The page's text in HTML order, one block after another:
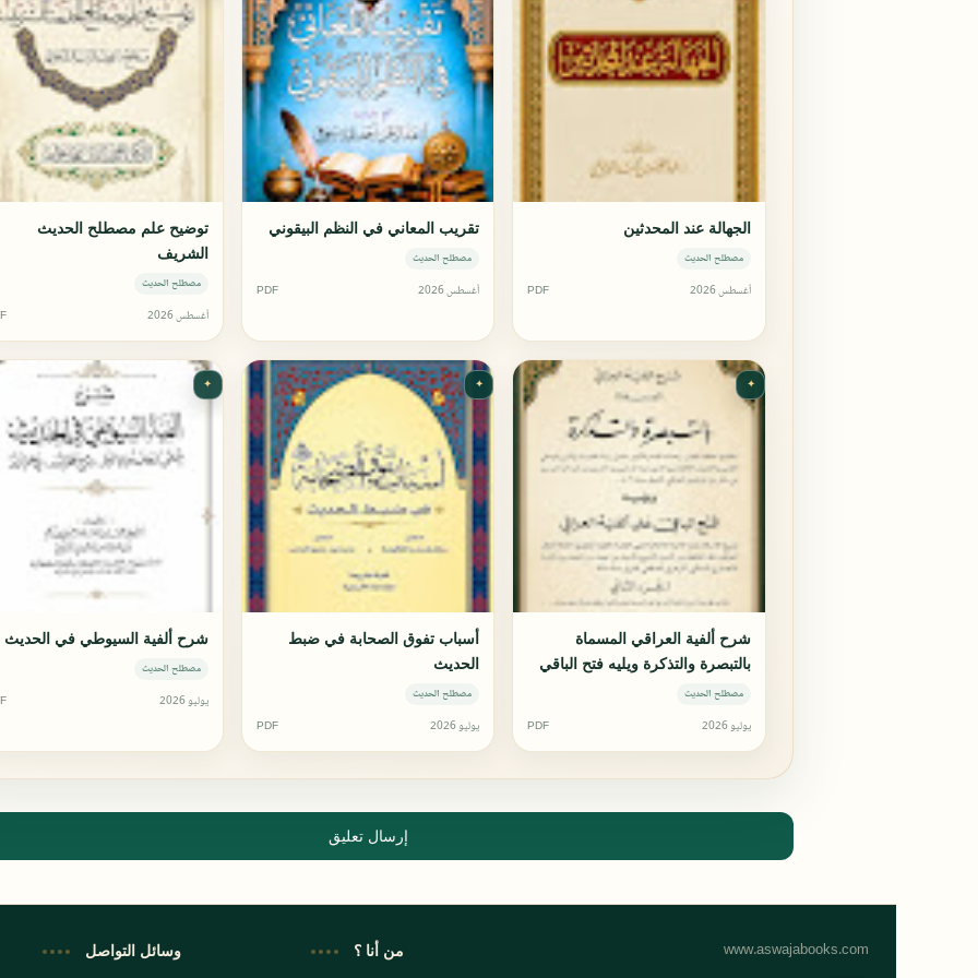
الجهالة عند المحدثين
مصطلح الحديث
أغسطس 2026 PDF
تقريب المعاني في النظم البيقوني
مصطلح الحديث
أغسطس 2026 PDF
توضيح علم مصطلح الحديث
الشريف
مصطلح الحديث
أغسطس 2026
✦
شرح ألفية العراقي المسماة
بالتبصرة والتذكرة ويليه فتح الباقي
على ألفية العراقي
مصطلح الحديث
يوليو 2026 PDF
✦
أسباب تفوق الصحابة في ضبط
الحديث
مصطلح الحديث
يوليو 2026 PDF
✦
شرح ألفية السيوطي في الحديث
مصطلح الحديث
يوليو 2026
إرسال تعليق
من أنا ؟ وسائل التواصل